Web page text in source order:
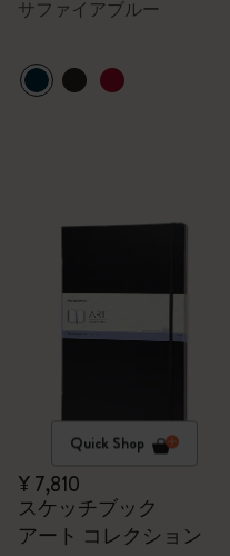
サファイアブルー
Quick Shop
¥ 7,810
スケッチブック
アート コレクション